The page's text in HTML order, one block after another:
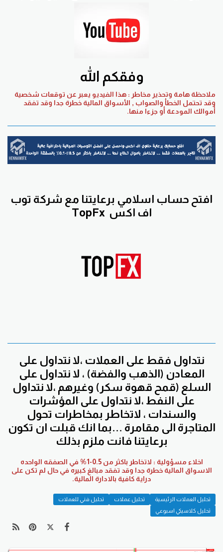
وفقكم الله
ملاحظة هامة وتحذير مخاطر : هذا الفيديو يعبر عن توقعات شخصية
وقد تحتمل الخطأ والصواب , الأسواق المالية خطرة جدا وقد تفقد
أموالك المودعة أو جزءا منها.
افتح حساب اسلامي برعايتنا مع شركة توب
اف اكس TopFx
نتداول فقط على العملات ،لا نتداول على
المعادن (الذهب والفضة) ، لا نتداول على
السلع (قمح قهوة سكر) وغيرهم ،لا نتداول
على النفط ،لا نتداول على المؤشرات
والسندات ، لاتخاطر بمخاطرات تحول
المتاجرة الى مقامرة ...بما انك قبلت ان تكون
برعايتنا فانت ملزم بذلك
اخلاء مسؤولية : لاتخاطر باكثر من 0.5-1% في الصفقه الواحده
الاسواق المالية خطرة جدا وقد تفقد مبالغ كبيره في حال لم تكن على
دراية كافية بالادارة المالية.
تحليل العملات الرئيسية تحليل عملات
تحليل فني للعملات
تحليل كلاسيكي اسبوعي